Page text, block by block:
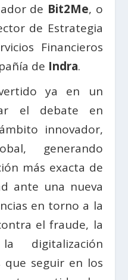
de Bit2Me, o
de Estrategia
Financieros
de Indra.
ya en un
el debate en
innovador,
generando
más exacta de
ante una nueva
en torno a la
el fraude, la
digitalización
que seguir en los